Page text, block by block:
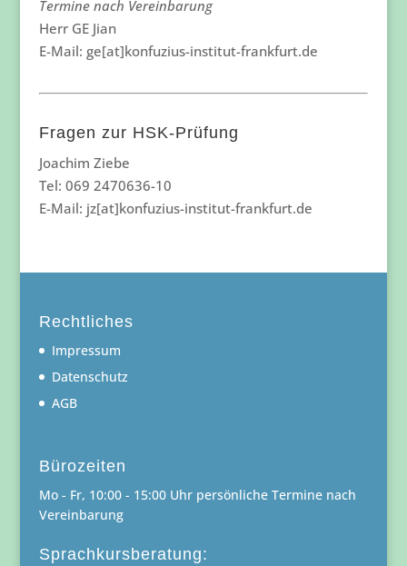
Termine nach Vereinbarung
Herr GE Jian
E-Mail: ge[at]konfuzius-institut-frankfurt.de
Fragen zur HSK-Prüfung
Joachim Ziebe
Tel: 069 2470636-10
E-Mail: jz[at]konfuzius-institut-frankfurt.de
Rechtliches
Impressum
Datenschutz
AGB
Bürozeiten
Mo - Fr, 10:00 - 15:00 Uhr persönliche Termine nach
Vereinbarung
Sprachkursberatung: